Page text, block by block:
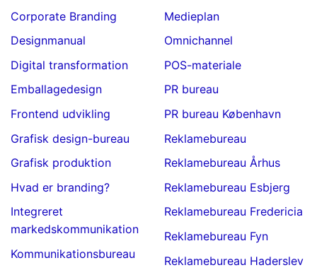
Corporate Branding
Designmanual
Digital transformation
Emballagedesign
Frontend udvikling
Grafisk design-bureau
Grafisk produktion
Hvad er branding?
Integreret
markedskommunikation
Kommunikationsbureau
Medieplan
Omnichannel
POS-materiale
PR bureau
PR bureau København
Reklamebureau
Reklamebureau Århus
Reklamebureau Esbjerg
Reklamebureau Fredericia
Reklamebureau Fyn
Reklamebureau Haderslev